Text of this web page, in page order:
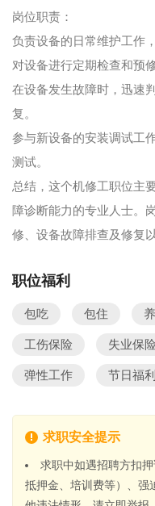
岗位职责：
负责设备的日常维护工作
对设备进行定期检查和预
在设备发生故障时，迅速
复。
参与新设备的安装调试工
测试。
总结，这个机修工职位主
障诊断能力的专业人士。
修、设备故障排查及修复
职位福利
包吃 包住
工伤保险 失业保险
弹性工作 节日福利
求职安全提示
求职中如遇招聘方扣
抵押金、培训费等）、强